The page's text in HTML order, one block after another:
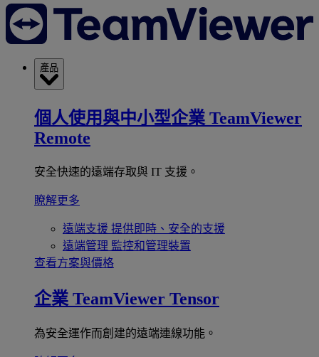
產品
個人使用與中小型企業 TeamViewer
Remote
安全快速的遠端存取與 IT 支援。
瞭解更多
遠端支援 提供即時、安全的支援
遠端管理 監控和管理裝置
查看方案與價格
企業 TeamViewer Tensor
為安全運作而創建的遠端連線功能。